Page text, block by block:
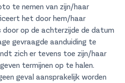
te nemen van zijn/haar
het door hem/haar
op de achterzijde de datum
gevraagde aanduiding te
zich er tevens toe zijn/haar
termijnen op te halen.
geval aansprakelijk worden